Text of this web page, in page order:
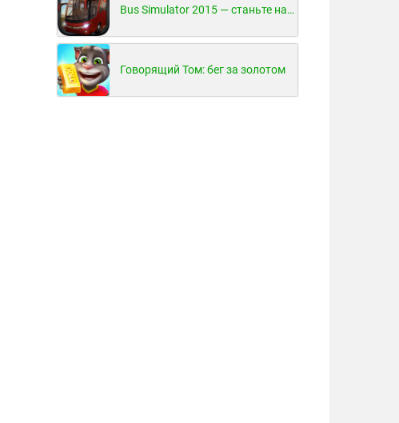
Bus Simulator 2015 — станьте настоящим водителем автобуса!
Говорящий Том: бег за золотом